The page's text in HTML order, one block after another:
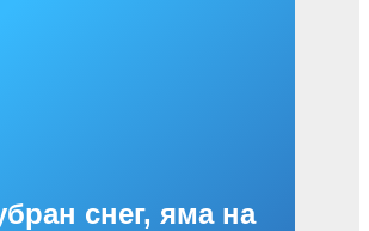
снег, яма на